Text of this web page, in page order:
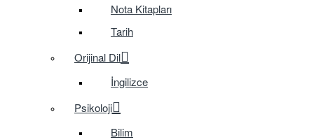
Nota Kitapları
Tarih
Orijinal Dil
İngilizce
Psikoloji
Bilim